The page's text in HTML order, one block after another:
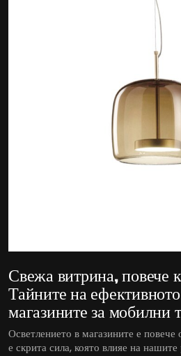
Свежа витрина, повече
Тайните на
магазините за мобилни
Осветлението в магазините е
е скрита сила, която влияе на